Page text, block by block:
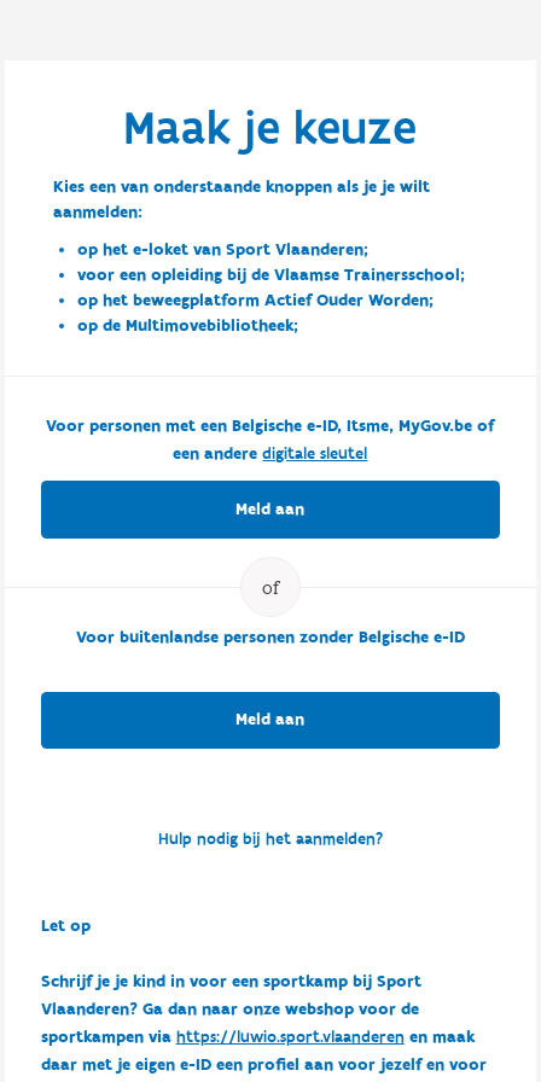
Maak je keuze
Kies een van onderstaande knoppen als je je wilt
aanmelden:
op het e-loket van Sport Vlaanderen;
voor een opleiding bij de Vlaamse Trainersschool;
op het beweegplatform Actief Ouder Worden;
op de Multimovebibliotheek;
Voor personen met een Belgische e-ID, Itsme, MyGov.be of
een anderedigitale sleutel
Meld aan
Voor buitenlandse personen zonder Belgische e-ID
Meld aan
Hulp nodig bij het aanmelden?
Let op
Schrijf je je kind in voor een sportkamp bij Sport
Vlaanderen? Ga dan naar onze webshop voor de
sportkampen via https://luwio.sport.vlaanderenen maak
daar met je eigen e-ID een profiel aan voor jezelf en voor